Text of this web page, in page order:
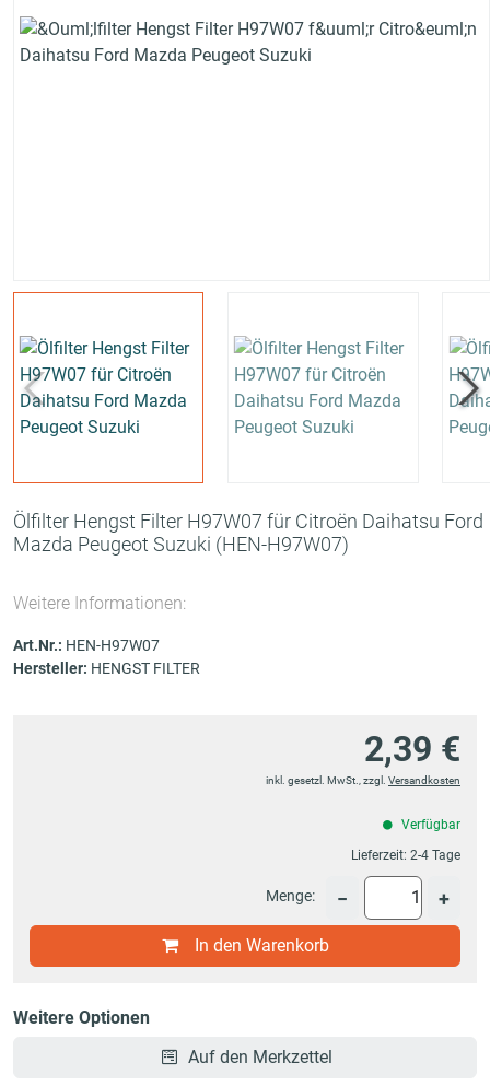
Ölfilter Hengst Filter H97W07 für Citroën Daihatsu Ford
Mazda Peugeot Suzuki (HEN-H97W07)
Weitere Informationen:
Art.Nr.: HEN-H97W07
Hersteller: HENGST FILTER
2,39 €
inkl. gesetzl. MwSt., zzgl. Versandkosten
Verfügbar
Lieferzeit: 2-4 Tage
Menge: − +
In den Warenkorb
Weitere Optionen
Auf den Merkzettel